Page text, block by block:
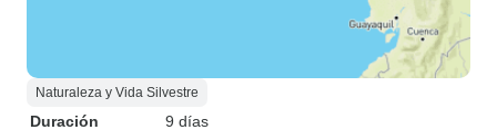
Naturaleza y Vida Silvestre
Duración
9 días